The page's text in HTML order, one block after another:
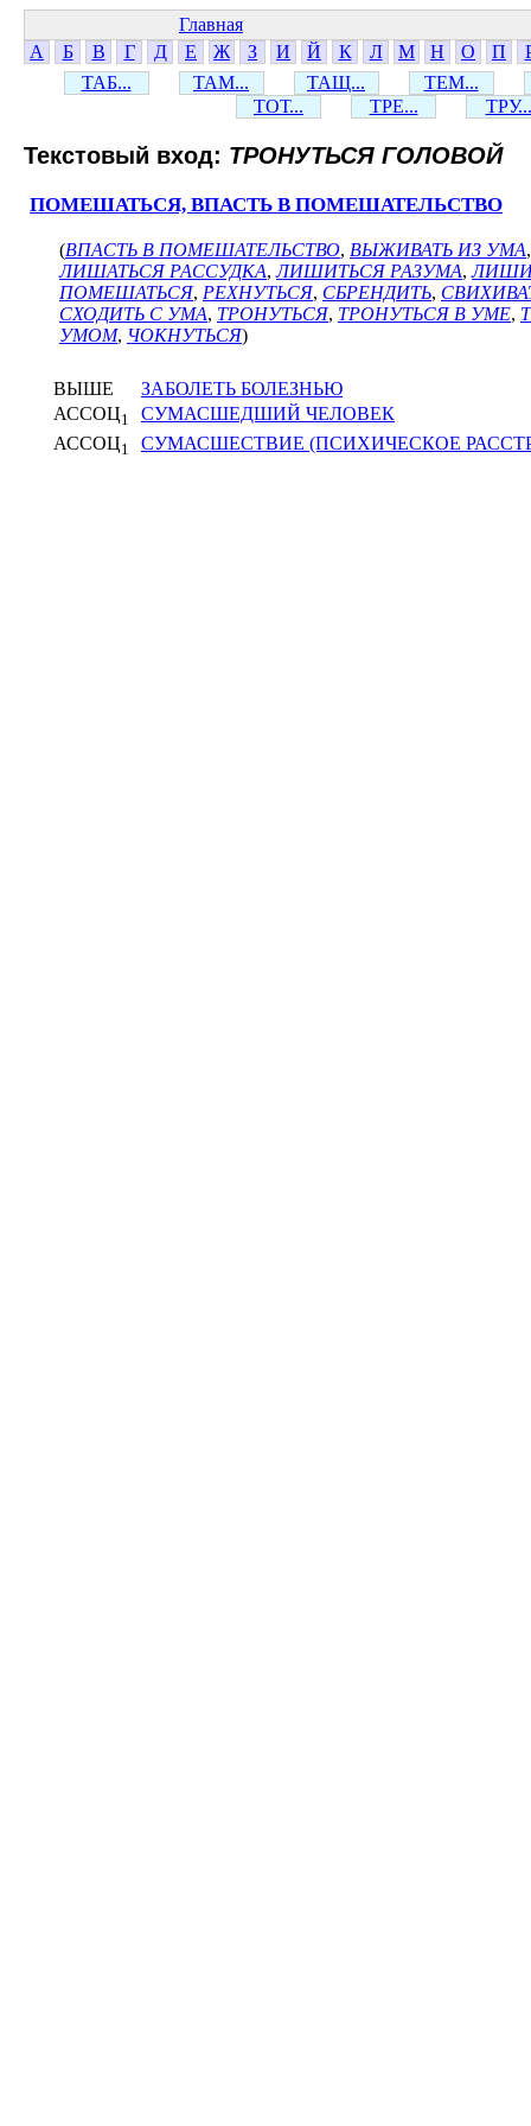
Главная
А
Б В Г Д Е Ж З И Й К Л М Н О П
ТАБ...
ТАМ... ТАЩ...
ТЕМ...
ТОТ...
ТРЕ... ТРУ...
Текстовый вход: ТРОНУТЬСЯ ГОЛОВОЙ
ПОМЕШАТЬСЯ, ВПАСТЬ В ПОМЕШАТЕЛЬСТВО
(ВПАСТЬ В ПОМЕШАТЕЛЬСТВО, ВЫЖИВАТЬ ИЗ УМА
ЛИШАТЬСЯ РАССУДКА,ЛИШИТЬСЯ РАЗУМА,
ПОМЕШАТЬСЯ, РЕХНУТЬСЯ, СБРЕНДИТЬ,
СХОДИТЬ С УМА, ТРОНУТЬСЯ, ТРОНУТЬСЯ В УМЕ,
УМОМ, ЧОКНУТЬСЯ)
ВЫШЕ
ЗАБОЛЕТЬ БОЛЕЗНЬЮ
АССОЦ1
СУМАСШЕДШИЙ ЧЕЛОВЕК
АССОЦ1 СУМАСШЕСТВИЕ (ПСИХИЧЕСКОЕ